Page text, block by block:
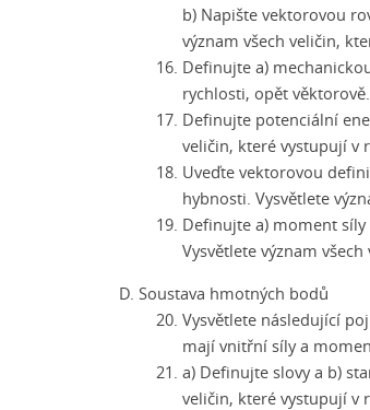
b) Napište vektorovou
význam všech veličin,
Definujte a)
rychlosti, opět
Definujte potenciální
veličin, které vystupují v
Uveďte vektorovou
hybnosti. Vysvětlete
Definujte a) moment síly
Vysvětlete význam
Soustava hmotných bodů
Vysvětlete následující
mají vnitřní síly a
a) Definujte slovy a b)
veličin, které vystupují v